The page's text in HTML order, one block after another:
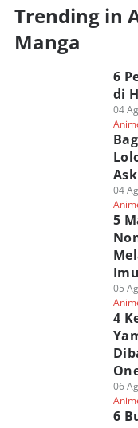
Trending in
Manga
6
di
04
04
5
05
4
06
6